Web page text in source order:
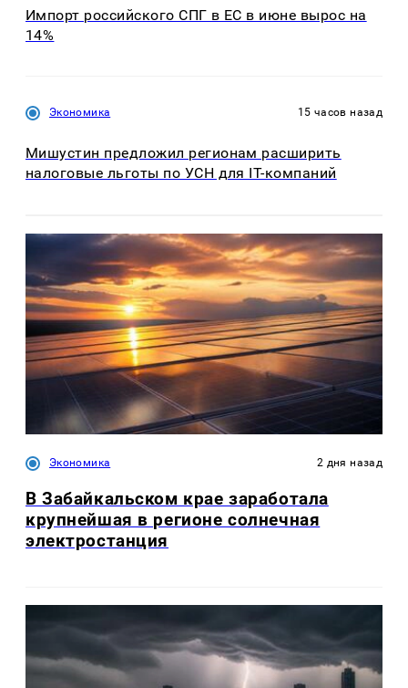
Импорт российского СПГ в ЕС в июне вырос на
14%
Экономика 15 часов назад
Мишустин предложил регионам расширить
налоговые льготы по УСН для IT-компаний
Экономика 2 дня назад
В Забайкальском крае заработала
крупнейшая в регионе солнечная
электростанция